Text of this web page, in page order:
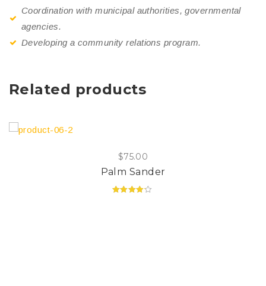
Coordination with municipal authorities, governmental
agencies.
Developing a community relations program.
Related products
$75.00
Palm Sander